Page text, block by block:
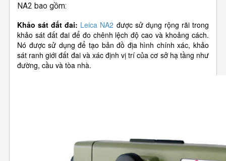
NA2 bao gồm:
Khảo sát đất đai: Leica NA2 được sử dụng rộng rãi trong
khảo sát đất đai để đo chênh lệch độ cao và khoảng cách.
Nó được sử dụng để tạo bản đồ địa hình chính xác, khảo
sát ranh giới đất đai và xác định vị trí của cơ sở hạ tầng như
đường, cầu và tòa nhà.